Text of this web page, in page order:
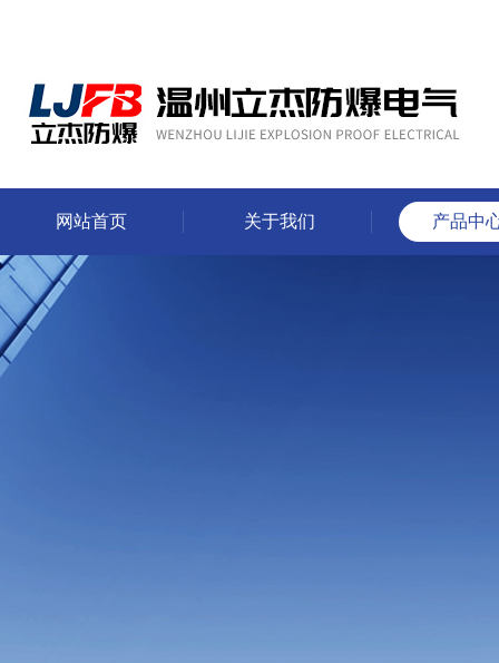
网站首页 关于我们 产品中